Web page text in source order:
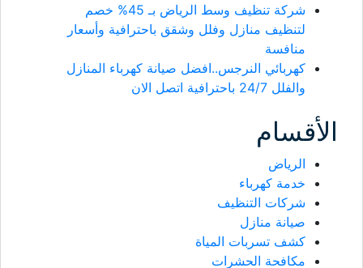
شركة تنظيف وسط الرياض بـ 45% خصم
لتنظيف منازل وفلل وشقق باحترافية وأسعار
منافسة
كهربائي النرجس..افضل صيانة كهرباء المنازل
والفلل 24/7 باحترافية اتصل الان
الأقسام
الرياض
خدمة كهرباء
شركات التنظيف
صيانة منازل
كشف تسربات المياة
مكافحة الحشرات